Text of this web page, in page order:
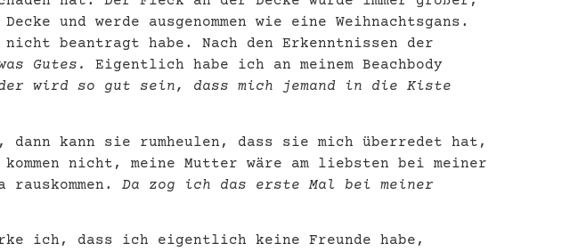
und werde ausgenommen wie eine Weihnachtsgans.
beantragt habe. Nach den Erkenntnissen der
Gutes.
Eigentlich habe ich an meinem Beachbody
der wird so gut sein, dass mich jemand in die Kiste
dann kann sie rumheulen, dass sie mich überredet hat,
nicht, meine Mutter wäre am liebsten bei meiner
Da zog ich das erste Mal bei meiner
ich, dass ich eigentlich keine Freunde habe,